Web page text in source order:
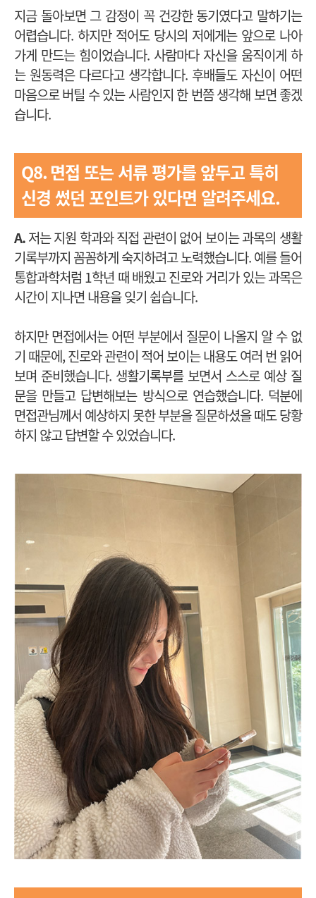
지금 돌아보면 그 감정이 꼭 건강한 동기였다고 말하기는
어렵습니다. 하지만 적어도 당시의 저에게는 앞으로 나아
가게 만드는 힘이었습니다. 사람마다 자신을 움직이게 하
는 원동력은 다르다고 생각합니다. 후배들도 자신이 어떤
마음으로 버틸 수 있는 사람인지 한 번쯤 생각해 보면 좋겠
습니다.
Q8. 면접 또는 서류 평가를 앞두고 특히
신경 썼던 포인트가 있다면 알려주세요.
A. 저는 지원 학과와 직접 관련이 없어 보이는 과목의 생활
기록부까지 꼼꼼하게 숙지하려고 노력했습니다. 예를 들어
통합과학처럼 1학년 때 배웠고 진로와 거리가 있는 과목은
시간이 지나면 내용을 잊기 쉽습니다.
하지만 면접에서는 어떤 부분에서 질문이 나올지 알 수 없
기 때문에, 진로와 관련이 적어 보이는 내용도 여러 번 읽어
보며 준비했습니다. 생활기록부를 보면서 스스로 예상 질
문을 만들고 답변해보는 방식으로 연습했습니다. 덕분에
면접관님께서 예상하지 못한 부분을 질문하셨을 때도 당황
하지 않고 답변할 수 있었습니다.